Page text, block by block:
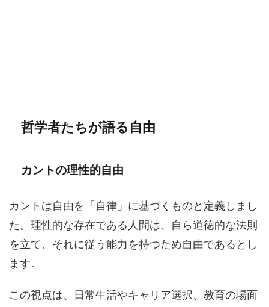
哲学者たちが語る自由
カントの理性的自由
カントは自由を「自律」に基づくものと定義しまし
た。理性的な存在である人間は、自ら道徳的な法則
を立て、それに従う能力を持つため自由であるとし
ます。
この視点は、日常生活やキャリア選択、教育の場面